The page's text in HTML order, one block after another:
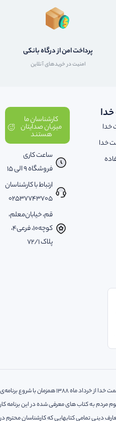
پرداخت امن از درگاه بانکی
امنیت در خریدهای آنلاین
خدا
خدا
کارشناسان ما
میزبان صدایتان
هستند
ساعت کاری
فروشگاه 9 الی 15
ارتباط با کارشناسان
02537743705
قم، خیابان‌معلم،
کوچه‌10، فرعی‌4،
پلاک ‌72/1
فروشگاه اینترنتی کتاب و محصولات فرهنگی سمت خدا از خرداد ماه 1388 همزمان با شروع برنامه‌ی
به کتاب های معرفی شده در این برنامه کار
دینی تمامی کتابهایی که کارشناسان محترم در